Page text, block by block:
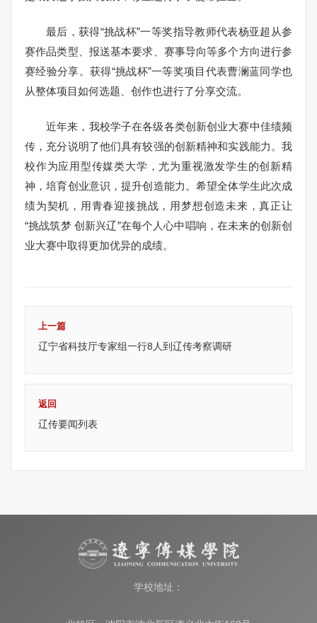
最后，获得“挑战杯”一等奖指导教师代表杨亚超从参
赛作品类型、报送基本要求、赛事导向等多个方向进行参
赛经验分享。获得“挑战杯”一等奖项目代表曹澜蓝同学也
从整体项目如何选题、创作也进行了分享交流。
近年来，我校学子在各级各类创新创业大赛中佳绩频
传，充分说明了他们具有较强的创新精神和实践能力。我
校作为应用型传媒类大学，尤为重视激发学生的创新精
神，培育创业意识，提升创造能力。希望全体学生此次成
绩为契机，用青春迎接挑战，用梦想创造未来，真正让
“挑战筑梦 创新兴辽”在每个人心中唱响，在未来的创新创
业大赛中取得更加优异的成绩。
上一篇
辽宁省科技厅专家组一行8人到辽传考察调研
返回
辽传要闻列表
学校地址：